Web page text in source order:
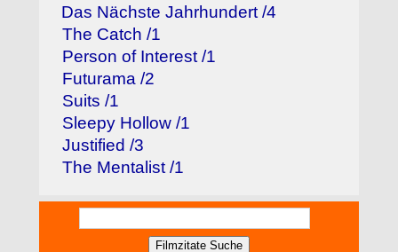
Das Nächste Jahrhundert /4
The Catch /1
Person of Interest /1
Futurama /2
Suits /1
Sleepy Hollow /1
Justified /3
The Mentalist /1